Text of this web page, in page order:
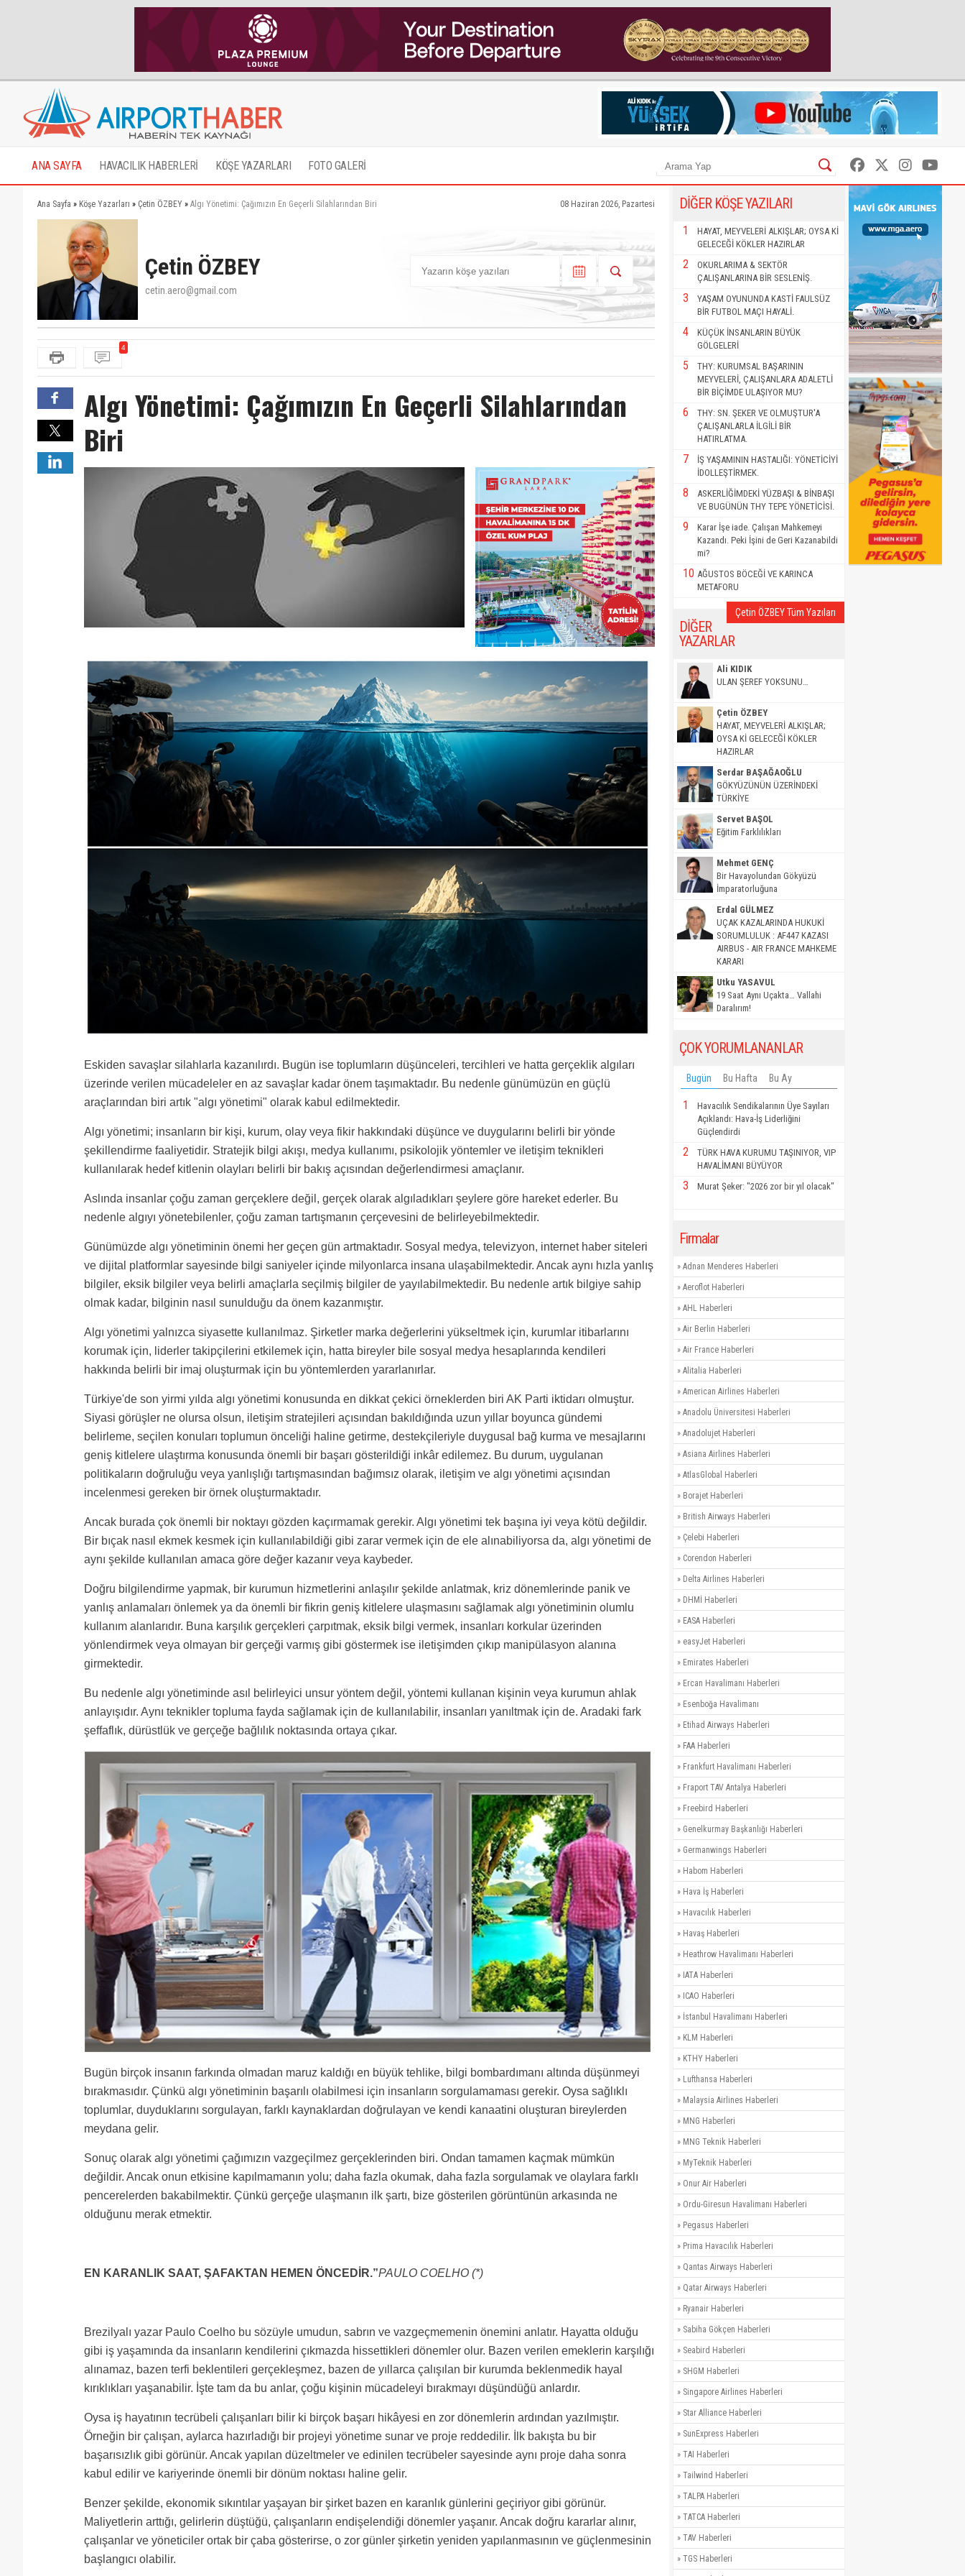
ANA SAYFA HAVACILIK HABERLERİ KÖŞE YAZARLARI FOTO GALERİ
Ana Sayfa » Köşe Yazarları » Çetin ÖZBEY » Algı Yönetimi: Çağımızın En Geçerli Silahlarından Biri 08 Haziran 2026, Pazartesi
Çetin ÖZBEY
cetin.aero@gmail.com
4
Algı Yönetimi: Çağımızın En Geçerli Silahlarından
Biri
Eskiden savaşlar silahlarla kazanılırdı. Bugün ise toplumların düşünceleri, tercihleri ve hatta gerçeklik algıları
üzerinde verilen mücadeleler en az savaşlar kadar önem taşımaktadır. Bu nedenle günümüzün en güçlü
araçlarından biri artık "algı yönetimi" olarak kabul edilmektedir.
Algı yönetimi; insanların bir kişi, kurum, olay veya fikir hakkındaki düşünce ve duygularını belirli bir yönde
şekillendirme faaliyetidir. Stratejik bilgi akışı, medya kullanımı, psikolojik yöntemler ve iletişim teknikleri
kullanılarak hedef kitlenin olayları belirli bir bakış açısından değerlendirmesi amaçlanır.
Aslında insanlar çoğu zaman gerçeklere değil, gerçek olarak algıladıkları şeylere göre hareket ederler. Bu
nedenle algıyı yönetebilenler, çoğu zaman tartışmanın çerçevesini de belirleyebilmektedir.
Günümüzde algı yönetiminin önemi her geçen gün artmaktadır. Sosyal medya, televizyon, internet haber siteleri
ve dijital platformlar sayesinde bilgi saniyeler içinde milyonlarca insana ulaşabilmektedir. Ancak aynı hızla yanlış
bilgiler, eksik bilgiler veya belirli amaçlarla seçilmiş bilgiler de yayılabilmektedir. Bu nedenle artık bilgiye sahip
olmak kadar, bilginin nasıl sunulduğu da önem kazanmıştır.
Algı yönetimi yalnızca siyasette kullanılmaz. Şirketler marka değerlerini yükseltmek için, kurumlar itibarlarını
korumak için, liderler takipçilerini etkilemek için, hatta bireyler bile sosyal medya hesaplarında kendileri
hakkında belirli bir imaj oluşturmak için bu yöntemlerden yararlanırlar.
Türkiye'de son yirmi yılda algı yönetimi konusunda en dikkat çekici örneklerden biri AK Parti iktidarı olmuştur.
Siyasi görüşler ne olursa olsun, iletişim stratejileri açısından bakıldığında uzun yıllar boyunca gündemi
belirleme, seçilen konuları toplumun önceliği haline getirme, destekçileriyle duygusal bağ kurma ve mesajlarını
geniş kitlelere ulaştırma konusunda önemli bir başarı gösterildiği inkâr edilemez. Bu durum, uygulanan
politikaların doğruluğu veya yanlışlığı tartışmasından bağımsız olarak, iletişim ve algı yönetimi açısından
incelenmesi gereken bir örnek oluşturmaktadır.
Ancak burada çok önemli bir noktayı gözden kaçırmamak gerekir. Algı yönetimi tek başına iyi veya kötü değildir.
Bir bıçak nasıl ekmek kesmek için kullanılabildiği gibi zarar vermek için de ele alınabiliyorsa da, algı yönetimi de
aynı şekilde kullanılan amaca göre değer kazanır veya kaybeder.
Doğru bilgilendirme yapmak, bir kurumun hizmetlerini anlaşılır şekilde anlatmak, kriz dönemlerinde panik ve
yanlış anlamaları önlemek ya da önemli bir fikrin geniş kitlelere ulaşmasını sağlamak algı yönetiminin olumlu
kullanım alanlarıdır. Buna karşılık gerçekleri çarpıtmak, eksik bilgi vermek, insanları korkular üzerinden
yönlendirmek veya olmayan bir gerçeği varmış gibi göstermek ise iletişimden çıkıp manipülasyon alanına
girmektedir.
Bu nedenle algı yönetiminde asıl belirleyici unsur yöntem değil, yöntemi kullanan kişinin veya kurumun ahlak
anlayışıdır. Aynı teknikler topluma fayda sağlamak için de kullanılabilir, insanları yanıltmak için de. Aradaki fark
şeffaflık, dürüstlük ve gerçeğe bağlılık noktasında ortaya çıkar.
Bugün birçok insanın farkında olmadan maruz kaldığı en büyük tehlike, bilgi bombardımanı altında düşünmeyi
bırakmasıdır. Çünkü algı yönetiminin başarılı olabilmesi için insanların sorgulamaması gerekir. Oysa sağlıklı
toplumlar, duyduklarını sorgulayan, farklı kaynaklardan doğrulayan ve kendi kanaatini oluşturan bireylerden
meydana gelir.
Sonuç olarak algı yönetimi çağımızın vazgeçilmez gerçeklerinden biri. Ondan tamamen kaçmak mümkün
değildir. Ancak onun etkisine kapılmamanın yolu; daha fazla okumak, daha fazla sorgulamak ve olaylara farklı
pencerelerden bakabilmektir. Çünkü gerçeğe ulaşmanın ilk şartı, bize gösterilen görüntünün arkasında ne
olduğunu merak etmektir.
EN KARANLIK SAAT, ŞAFAKTAN HEMEN ÖNCEDİR.”PAULO COELHO (*)
Brezilyalı yazar Paulo Coelho bu sözüyle umudun, sabrın ve vazgeçmemenin önemini anlatır. Hayatta olduğu
gibi iş yaşamında da insanların kendilerini çıkmazda hissettikleri dönemler olur. Bazen verilen emeklerin karşılığı
alınamaz, bazen terfi beklentileri gerçekleşmez, bazen de yıllarca çalışılan bir kurumda beklenmedik hayal
kırıklıkları yaşanabilir. İşte tam da bu anlar, çoğu kişinin mücadeleyi bırakmayı düşündüğü anlardır.
Oysa iş hayatının tecrübeli çalışanları bilir ki birçok başarı hikâyesi en zor dönemlerin ardından yazılmıştır.
Örneğin bir çalışan, aylarca hazırladığı bir projeyi yönetime sunar ve proje reddedilir. İlk bakışta bu bir
başarısızlık gibi görünür. Ancak yapılan düzeltmeler ve edinilen tecrübeler sayesinde aynı proje daha sonra
kabul edilir ve kariyerinde önemli bir dönüm noktası haline gelir.
Benzer şekilde, ekonomik sıkıntılar yaşayan bir şirket bazen en karanlık günlerini geçiriyor gibi görünür.
Maliyetlerin arttığı, gelirlerin düştüğü, çalışanların endişelendiği dönemler yaşanır. Ancak doğru kararlar alınır,
çalışanlar ve yöneticiler ortak bir çaba gösterirse, o zor günler şirketin yeniden yapılanmasının ve güçlenmesinin
başlangıcı olabilir.
DİĞER KÖŞE YAZILARI
1
HAYAT, MEYVELERİ ALKIŞLAR; OYSA Kİ
GELECEĞİ KÖKLER HAZIRLAR
2
OKURLARIMA & SEKTÖR
ÇALIŞANLARINA BİR SESLENİŞ.
3
YAŞAM OYUNUNDA KASTİ FAULSÜZ
BİR FUTBOL MAÇI HAYALİ.
4
KÜÇÜK İNSANLARIN BÜYÜK
GÖLGELERİ
5
THY: KURUMSAL BAŞARININ
MEYVELERİ, ÇALIŞANLARA ADALETLİ
BİR BİÇİMDE ULAŞIYOR MU?
6
THY: SN. ŞEKER VE OLMUŞTUR'A
ÇALIŞANLARLA İLGİLİ BİR
HATIRLATMA.
7
İŞ YAŞAMININ HASTALIĞI: YÖNETİCİYİ
İDOLLEŞTİRMEK.
8
ASKERLİĞİMDEKİ YÜZBAŞI & BİNBAŞI
VE BUGÜNÜN THY TEPE YÖNETİCİSİ.
9
Karar İşe iade. Çalışan Mahkemeyi
Kazandı. Peki İşini de Geri Kazanabildi
mi?
10 AĞUSTOS BÖCEĞİ VE KARINCA
METAFORU
Çetin ÖZBEY Tüm Yazıları
DİĞER
YAZARLAR
Ali KIDIK
ULAN ŞEREF YOKSUNU…
Çetin ÖZBEY
HAYAT, MEYVELERİ ALKIŞLAR;
OYSA Kİ GELECEĞİ KÖKLER
HAZIRLAR
Serdar BAŞAĞAOĞLU
GÖKYÜZÜNÜN ÜZERİNDEKİ
TÜRKİYE
Servet BAŞOL
Eğitim Farklılıkları
Mehmet GENÇ
Bir Havayolundan Gökyüzü
İmparatorluğuna
Erdal GÜLMEZ
UÇAK KAZALARINDA HUKUKİ
SORUMLULUK : AF447 KAZASI
AIRBUS - AIR FRANCE MAHKEME
KARARI
Utku YASAVUL
19 Saat Aynı Uçakta… Vallahi
Daralırım!
ÇOK YORUMLANANLAR
Bugün Bu Hafta Bu Ay
1
Havacılık Sendikalarının Üye Sayıları
Açıklandı: Hava-İş Liderliğini
Güçlendirdi
2
TÜRK HAVA KURUMU TAŞINIYOR, VIP
HAVALİMANI BÜYÜYOR
3 Murat Şeker: "2026 zor bir yıl olacak"
Firmalar
» Adnan Menderes Haberleri
» Aeroflot Haberleri
» AHL Haberleri
» Air Berlin Haberleri
» Air France Haberleri
» Alitalia Haberleri
» American Airlines Haberleri
» Anadolu Üniversitesi Haberleri
» Anadolujet Haberleri
» Asiana Airlines Haberleri
» AtlasGlobal Haberleri
» Borajet Haberleri
» British Airways Haberleri
» Çelebi Haberleri
» Corendon Haberleri
» Delta Airlines Haberleri
» DHMİ Haberleri
» EASA Haberleri
» easyJet Haberleri
» Emirates Haberleri
» Ercan Havalimanı Haberleri
» Esenboğa Havalimanı
» Etihad Airways Haberleri
» FAA Haberleri
» Frankfurt Havalimanı Haberleri
» Fraport TAV Antalya Haberleri
» Freebird Haberleri
» Genelkurmay Başkanlığı Haberleri
» Germanwings Haberleri
» Habom Haberleri
» Hava İş Haberleri
» Havacılık Haberleri
» Havaş Haberleri
» Heathrow Havalimanı Haberleri
» IATA Haberleri
» ICAO Haberleri
» İstanbul Havalimanı Haberleri
» KLM Haberleri
» KTHY Haberleri
» Lufthansa Haberleri
» Malaysia Airlines Haberleri
» MNG Haberleri
» MNG Teknik Haberleri
» MyTeknik Haberleri
» Onur Air Haberleri
» Ordu-Giresun Havalimanı Haberleri
» Pegasus Haberleri
» Prima Havacılık Haberleri
» Qantas Airways Haberleri
» Qatar Airways Haberleri
» Ryanair Haberleri
» Sabiha Gökçen Haberleri
» Seabird Haberleri
» SHGM Haberleri
» Singapore Airlines Haberleri
» Star Alliance Haberleri
» SunExpress Haberleri
» TAI Haberleri
» Tailwind Haberleri
» TALPA Haberleri
» TATCA Haberleri
» TAV Haberleri
» TGS Haberleri